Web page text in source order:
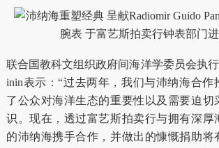
联合国教科文组织政府间海洋学委员会执
inin表示：“过去两年，我们与沛纳海合作
了公众对海洋生态的重要性以及需要迫切
识。现在，透过富艺斯拍卖行与拥有深厚
的沛纳海携手合作，并做出的慷慨捐助将